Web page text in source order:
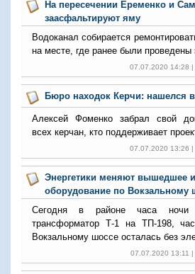
На пересечении Еременко и
заасфальтируют яму
Водоканал собирается
на месте, где ранее были
07.07.2020 14:28 |
Бюро находок Керчи: нашелся
Алексей Фоменко забрал свой
всех керчан, кто поддерживает
07.07.2020 13:26 |
Энергетики меняют вышедшее
оборудование по Вокзальному
Сегодня в районе часа
трансформатор Т-1 на ТП-198,
Вокзальному шоссе осталась без
07.07.2020 13:11 |